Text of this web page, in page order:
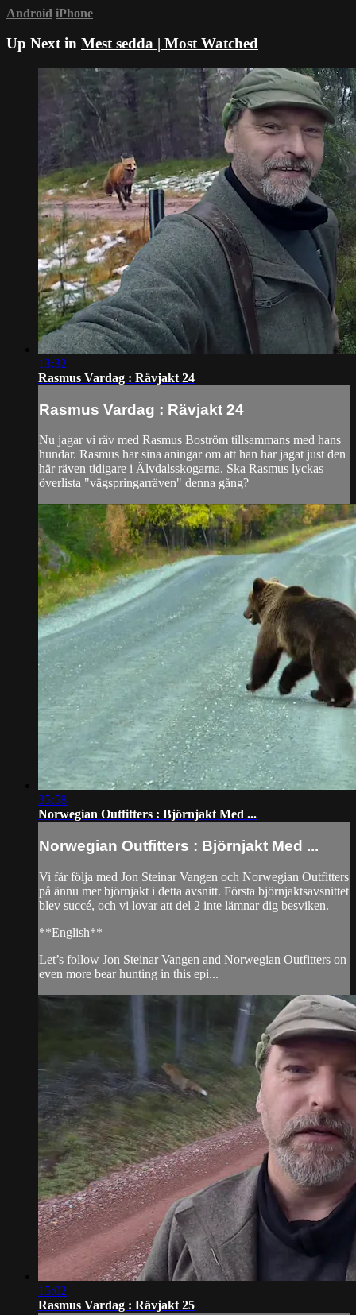
Android iPhone
Up Next in Mest sedda | Most Watched
13:32
Rasmus Vardag : Rävjakt 24
Rasmus Vardag : Rävjakt 24
Nu jagar vi räv med Rasmus Boström tillsammans med hans
hundar. Rasmus har sina aningar om att han har jagat just den
här räven tidigare i Älvdalsskogarna. Ska Rasmus lyckas
överlista "vägspringarräven" denna gång?
35:58
Norwegian Outfitters : Björnjakt Med ...
Norwegian Outfitters : Björnjakt Med ...
Vi får följa med Jon Steinar Vangen och Norwegian Outfitters
på ännu mer björnjakt i detta avsnitt. Första björnjaktsavsnittet
blev succé, och vi lovar att del 2 inte lämnar dig besviken.
**English**
Let’s follow Jon Steinar Vangen and Norwegian Outfitters on
even more bear hunting in this epi...
15:02
Rasmus Vardag : Rävjakt 25